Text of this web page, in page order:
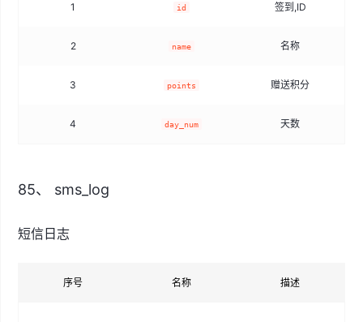
1 id 签到,ID
2 name 名称
3 points 赠送积分
4 day_num 天数
85、 sms_log
短信日志
序号 名称 描述